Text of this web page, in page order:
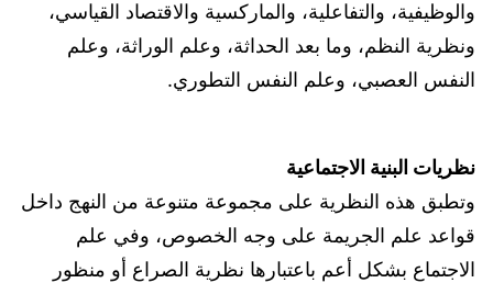
والوظيفية، والتفاعلية، والماركسية والاقتصاد القياسي،
ونظرية النظم، وما بعد الحداثة، وعلم الوراثة، وعلم
النفس العصبي، وعلم النفس التطوري.
نظريات البنية الاجتماعية
وتطبق هذه النظرية على مجموعة متنوعة من النهج داخل
قواعد علم الجريمة على وجه الخصوص، وفي علم
الاجتماع بشكل أعم باعتبارها نظرية الصراع أو منظور